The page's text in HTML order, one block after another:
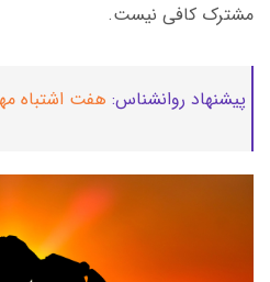
مشترک کافی نیست.
پیشنهاد روانشناس: هفت اشتباه